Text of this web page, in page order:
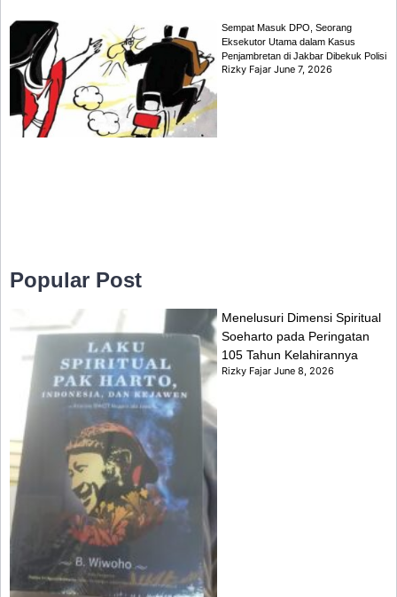
Sempat Masuk DPO, Seorang
Eksekutor Utama dalam Kasus
Penjambretan di Jakbar Dibekuk Polisi
Rizky FajarJune 7, 2026
Popular Post
Menelusuri Dimensi Spiritual
Soeharto pada Peringatan
105 Tahun Kelahirannya
Rizky FajarJune 8, 2026